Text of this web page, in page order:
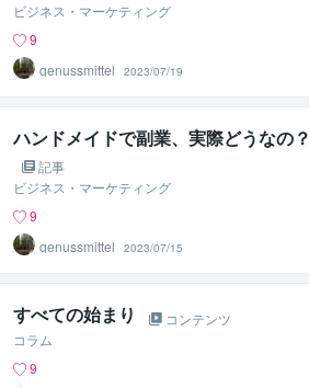
ビジネス・マーケティング
9
genussmittel
2023/07/19
ハンドメイドで副業、実際どうなの？
記事
ビジネス・マーケティング
9
genussmittel
2023/07/15
すべての始まり
コンテンツ
コラム
9